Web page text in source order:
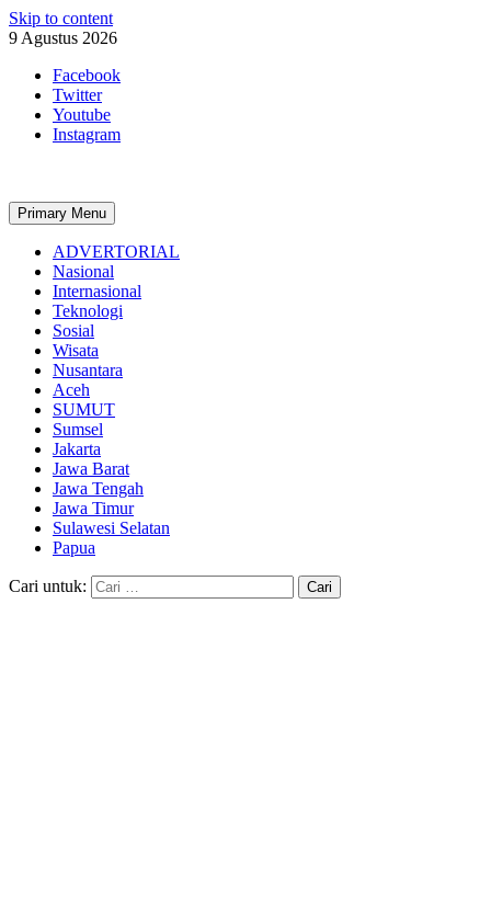
Skip to content
9 Agustus 2026
Facebook
Twitter
Youtube
Instagram
Primary Menu
ADVERTORIAL
Nasional
Internasional
Teknologi
Sosial
Wisata
Nusantara
Aceh
SUMUT
Sumsel
Jakarta
Jawa Barat
Jawa Tengah
Jawa Timur
Sulawesi Selatan
Papua
Cari untuk: